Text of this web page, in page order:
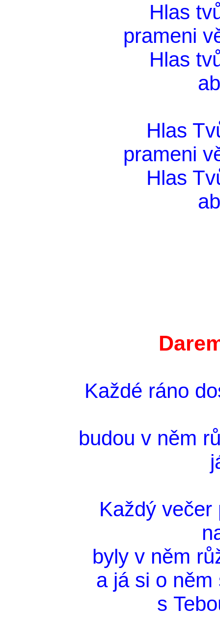
Hlas
prameni
Hlas
Hlas
prameni
Hlas
Každé ráno
budou v něm
Každý večer
byly v něm
a já si o něm
s